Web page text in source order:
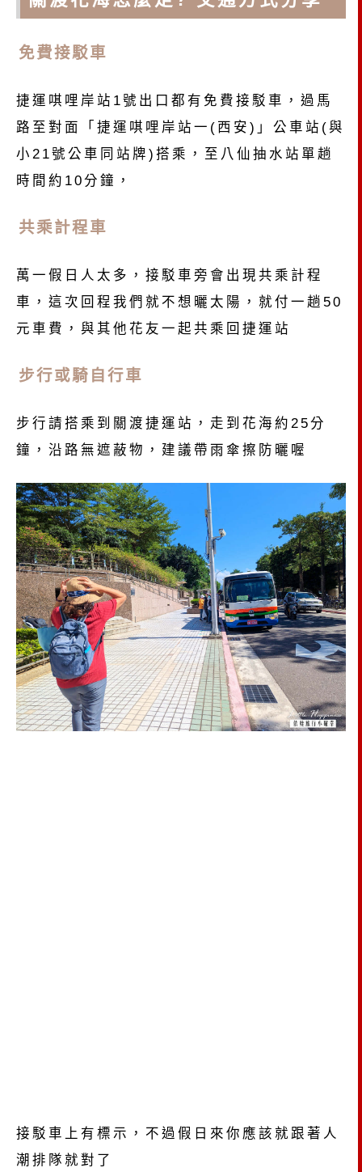
免費接駁車
捷運唭哩岸站1號出口都有免費接駁車，過馬
路至對面「捷運唭哩岸站一(西安)」公車站(與
小21號公車同站牌)搭乘，至八仙抽水站單趟
時間約10分鐘，
共乘計程車
萬一假日人太多，接駁車旁會出現共乘計程
車，這次回程我們就不想曬太陽，就付一趟50
元車費，與其他花友一起共乘回捷運站
步行或騎自行車
步行請搭乘到關渡捷運站，走到花海約25分
鐘，沿路無遮蔽物，建議帶雨傘擦防曬喔
接駁車上有標示，不過假日來你應該就跟著人
潮排隊就對了